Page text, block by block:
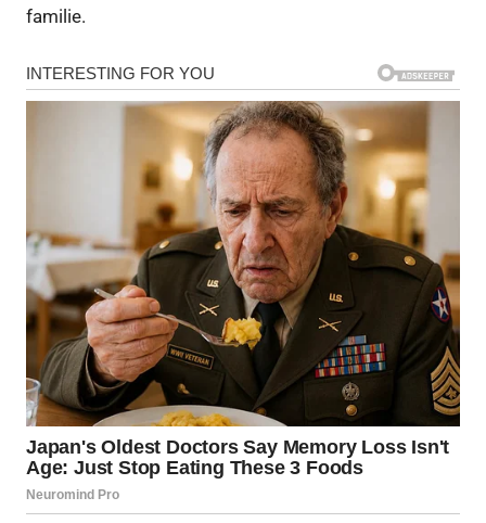
familie.